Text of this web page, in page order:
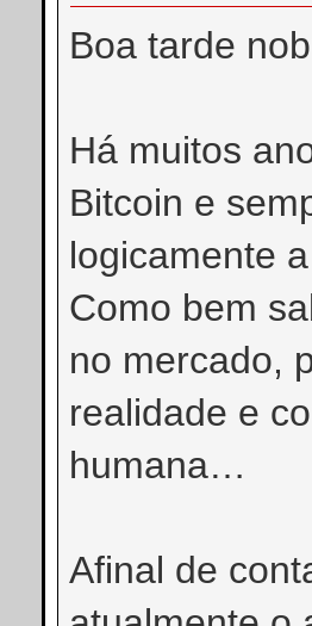
Boa tarde
Há muitos
Bitcoin e
logicamente
Como bem
no mercado,
realidade e
humana…
Afinal de